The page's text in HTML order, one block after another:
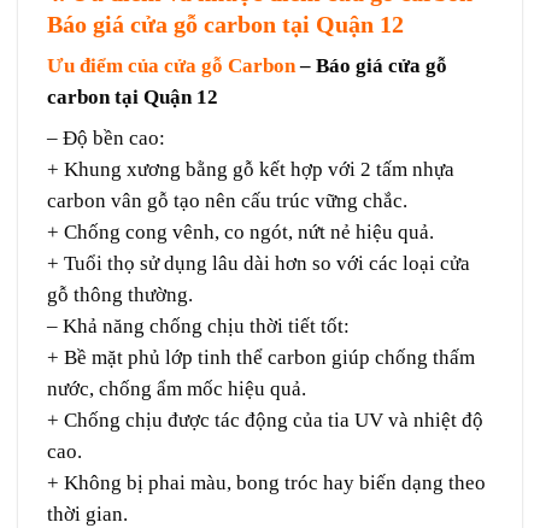
Báo giá cửa gỗ carbon tại Quận 12
Ưu điểm của cửa gỗ Carbon– Báo giá cửa gỗ
carbon tại Quận 12
– Độ bền cao:
+ Khung xương bằng gỗ kết hợp với 2 tấm nhựa
carbon vân gỗ tạo nên cấu trúc vững chắc.
+ Chống cong vênh, co ngót, nứt nẻ hiệu quả.
+ Tuổi thọ sử dụng lâu dài hơn so với các loại cửa
gỗ thông thường.
– Khả năng chống chịu thời tiết tốt:
+ Bề mặt phủ lớp tinh thể carbon giúp chống thấm
nước, chống ẩm mốc hiệu quả.
+ Chống chịu được tác động của tia UV và nhiệt độ
cao.
+ Không bị phai màu, bong tróc hay biến dạng theo
thời gian.